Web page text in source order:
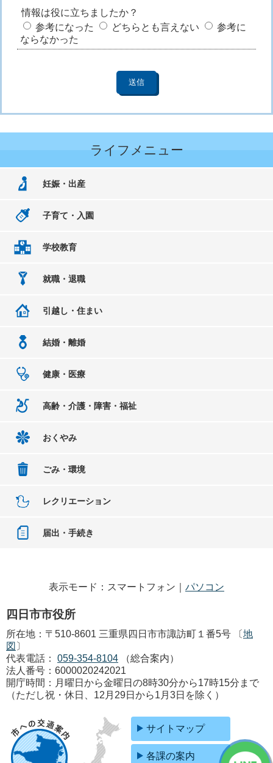
情報は役に立ちましたか？
参考になった
どちらとも言えない
参考に
ならなかった
ライフメニュー
妊娠・出産
子育て・入園
学校教育
就職・退職
引越し・住まい
結婚・離婚
健康・医療
高齢・介護・障害・福祉
おくやみ
ごみ・環境
レクリエーション
届出・手続き
表示モード：スマートフォン｜ パソコン
四日市市役所
所在地：〒510-8601 三重県四日市市諏訪町１番5号 〔地
図 〕
代表電話：
059-354-8104
（総合案内）
法人番号：6000020242021
開庁時間：月曜日から金曜日の8時30分から17時15分まで
（ただし祝・休日、12月29日から1月3日を除く）
サイトマップ
各課の案内